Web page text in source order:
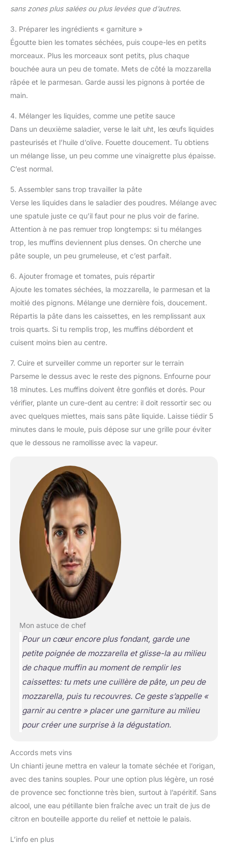
sans zones plus salées ou plus levées que d’autres.
3. Préparer les ingrédients « garniture »
Égoutte bien les tomates séchées, puis coupe-les en petits
morceaux. Plus les morceaux sont petits, plus chaque
bouchée aura un peu de tomate. Mets de côté la mozzarella
râpée et le parmesan. Garde aussi les pignons à portée de
main.
4. Mélanger les liquides, comme une petite sauce
Dans un deuxième saladier, verse le lait uht, les œufs liquides
pasteurisés et l’huile d’olive. Fouette doucement. Tu obtiens
un mélange lisse, un peu comme une vinaigrette plus épaisse.
C’est normal.
5. Assembler sans trop travailler la pâte
Verse les liquides dans le saladier des poudres. Mélange avec
une spatule juste ce qu’il faut pour ne plus voir de farine.
Attention à ne pas remuer trop longtemps: si tu mélanges
trop, les muffins deviennent plus denses. On cherche une
pâte souple, un peu grumeleuse, et c’est parfait.
6. Ajouter fromage et tomates, puis répartir
Ajoute les tomates séchées, la mozzarella, le parmesan et la
moitié des pignons. Mélange une dernière fois, doucement.
Répartis la pâte dans les caissettes, en les remplissant aux
trois quarts. Si tu remplis trop, les muffins débordent et
cuisent moins bien au centre.
7. Cuire et surveiller comme un reporter sur le terrain
Parseme le dessus avec le reste des pignons. Enfourne pour
18 minutes. Les muffins doivent être gonflés et dorés. Pour
vérifier, plante un cure-dent au centre: il doit ressortir sec ou
avec quelques miettes, mais sans pâte liquide. Laisse tiédir 5
minutes dans le moule, puis dépose sur une grille pour éviter
que le dessous ne ramollisse avec la vapeur.
Mon astuce de chef
Pour un cœur encore plus fondant, garde une
petite poignée de mozzarella et glisse-la au milieu
de chaque muffin au moment de remplir les
caissettes: tu mets une cuillère de pâte, un peu de
mozzarella, puis tu recouvres. Ce geste s’appelle «
garnir au centre » placer une garniture au milieu
pour créer une surprise à la dégustation.
Accords mets vins
Un chianti jeune mettra en valeur la tomate séchée et l’origan,
avec des tanins souples. Pour une option plus légère, un rosé
de provence sec fonctionne très bien, surtout à l’apéritif. Sans
alcool, une eau pétillante bien fraîche avec un trait de jus de
citron en bouteille apporte du relief et nettoie le palais.
L’info en plus